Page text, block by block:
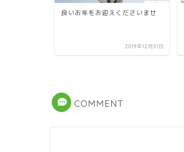
良いお年をお迎えくださいませ
2019年12月31日
COMMENT